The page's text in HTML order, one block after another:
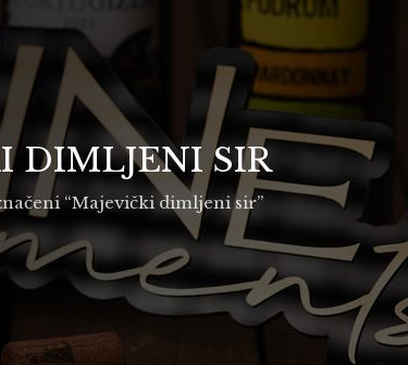
DIMLJENI SIR
“Majevički dimljeni sir”